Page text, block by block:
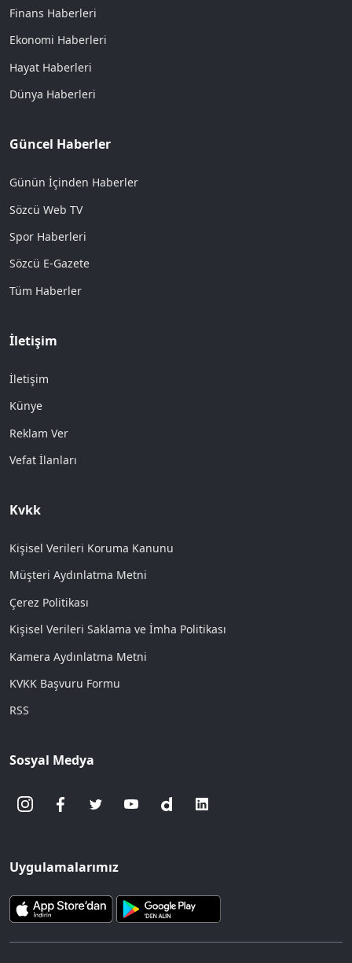
Finans Haberleri
Ekonomi Haberleri
Hayat Haberleri
Dünya Haberleri
Güncel Haberler
Günün İçinden Haberler
Sözcü Web TV
Spor Haberleri
Sözcü E-Gazete
Tüm Haberler
İletişim
İletişim
Künye
Reklam Ver
Vefat İlanları
Kvkk
Kişisel Verileri Koruma Kanunu
Müşteri Aydınlatma Metni
Çerez Politikası
Kişisel Verileri Saklama ve İmha Politikası
Kamera Aydınlatma Metni
KVKK Başvuru Formu
RSS
Sosyal Medya
Uygulamalarımız